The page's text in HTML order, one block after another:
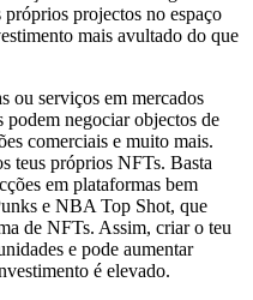
projectos no espaço
mais avultado do que
ou serviços em mercados
negociar objectos de
comerciais e muito mais.
teus próprios NFTs. Basta
em plataformas bem
e NBA Top Shot, que
de NFTs. Assim, criar o teu
e pode aumentar
é elevado.